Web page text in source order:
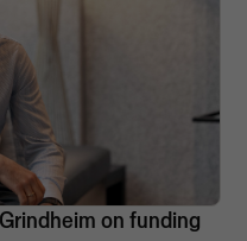
on funding